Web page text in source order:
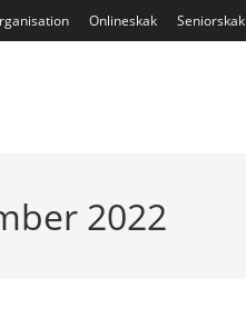
Onlineskak Seniorskak
2022